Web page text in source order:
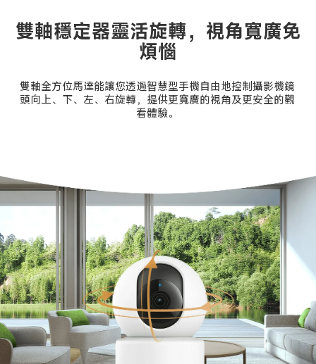
雙軸穩定器靈活旋轉，視角寬廣免
煩惱
雙軸全方位馬達能讓您透過智慧型手機自由地控制攝影機鏡
頭向上、下、左、右旋轉，提供更寬廣的視角及更安全的觀
看體驗。